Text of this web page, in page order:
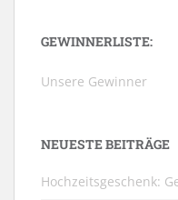
GEWINNERLISTE:
Unsere Gewinner
NEUESTE BEITRÄGE
Hochzeitsgeschenk: